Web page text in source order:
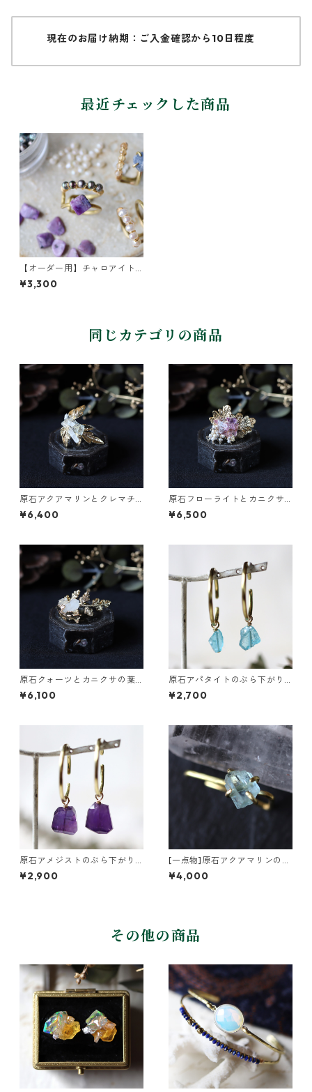
現在のお届け納期：ご入金確認から10日程度
最近チェックした商品
【オーダー用】チャロアイト
のイヤーカフ
¥3,300
同じカテゴリの商品
原石アクアマリンとクレマチ
スの葉イヤーカフ
¥6,400
原石フローライトとカニクサ
の葉イヤーカフ
¥6,500
原石クォーツとカニクサの葉
イヤーカフ
¥6,100
原石アパタイトのぶら下がり
イヤーカフ
¥2,700
原石アメジストのぶら下がり
イヤーカフ
¥2,900
[一点物]原石アクアマリンの真
鍮インダストリアル風イヤー
カフ
¥4,000
その他の商品